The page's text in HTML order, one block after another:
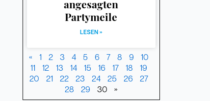
angesagten
Partymeile
LESEN »
« 1 2 3 4 5 6 7 8 9 10
11 12 13 14 15 16 17 18 19
20 21 22 23 24 25 26 27
28 29 30 »